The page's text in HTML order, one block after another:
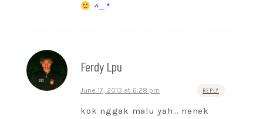
^_*
Ferdy Lpu
June 17, 2013 at 6:28 pm REPLY
kok nggak malu yah… nenek